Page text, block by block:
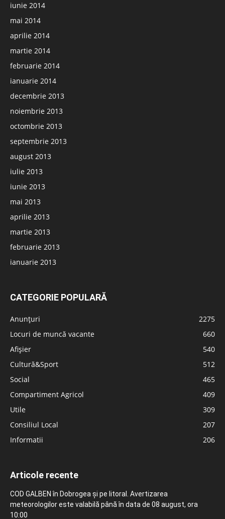
iunie 2014
mai 2014
aprilie 2014
martie 2014
februarie 2014
ianuarie 2014
decembrie 2013
noiembrie 2013
octombrie 2013
septembrie 2013
august 2013
iulie 2013
iunie 2013
mai 2013
aprilie 2013
martie 2013
februarie 2013
ianuarie 2013
CATEGORIE POPULARĂ
Anunțuri
2275
Locuri de muncă vacante
660
Afișier
540
Cultură&Sport
512
Social
465
Compartiment Agricol
409
Utile
309
Consiliul Local
207
Informatii
206
Articole recente
COD GALBEN în Dobrogea și pe litoral. Avertizarea
meteorologilor este valabilă până în data de 08 august, ora
10:00